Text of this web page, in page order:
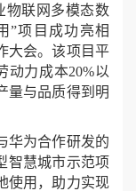
物联网多模态数
”项目成功亮相
大会。该项目平
动力成本20%以
量与品质得到明
为合作研发的
智慧城市示范项
使用，助力实现